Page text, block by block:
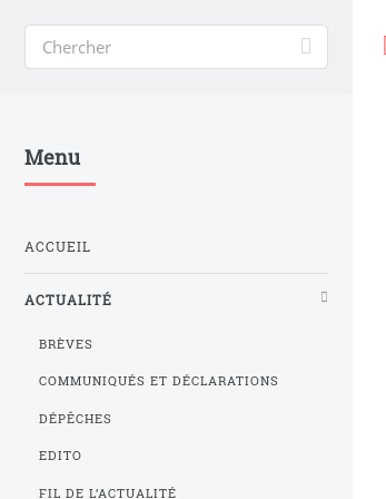
Menu
ACCUEIL
ACTUALITÉ
BRÈVES
COMMUNIQUÉS ET DÉCLARATIONS
DÉPÊCHES
EDITO
FIL DE L’ACTUALITÉ